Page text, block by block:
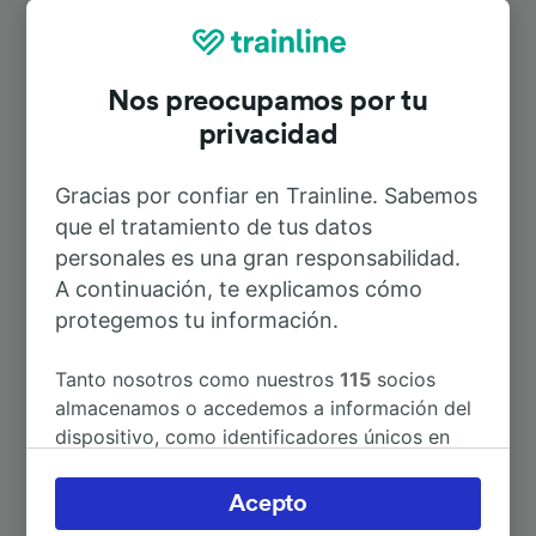
Rutas más populares desde
Dormelletto Paese
A Milán 1h 29min
A Rho-Fiera Milano 1h 14min
A Arona 6min
Nos preocupamos por tu
privacidad
Gracias por confiar en Trainline. Sabemos
que el tratamiento de tus datos
personales es una gran responsabilidad.
A continuación, te explicamos cómo
protegemos tu información.
Tanto nosotros como nuestros115 socios
almacenamos o accedemos a información del
dispositivo, como identificadores únicos en
Puedes aceptar o administrar tus preferencias
haciendo clic abajo, incluido el derecho de
Acepto